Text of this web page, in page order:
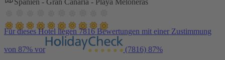
Für dieses Hotel liegen 7816 Bewertungen mit einer Zustimmung
von 87% vor (7816) 87%